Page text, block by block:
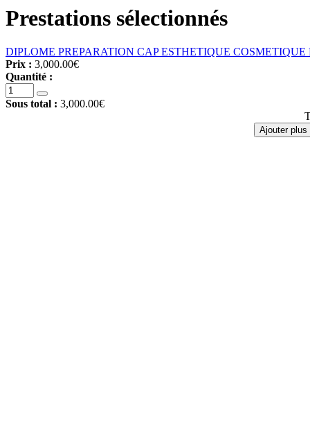
Prestations sélectionnés
DIPLOME PREPARATION CAP ESTHETIQUE
Prix : 3,000.00€
Quantité :
Sous total : 3,000.00€
Ajouter plus